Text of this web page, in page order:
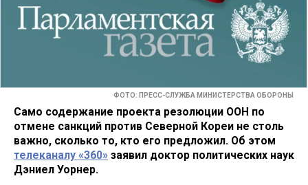
ФОТО: ПРЕСС-СЛУЖБА МИНИСТЕРСТВА ОБОРОНЫ
Само содержание проекта резолюции ООН по
отмене санкций против Северной Кореи не столь
важно, сколько то, кто его предложил. Об этом
телеканалу «360» заявил доктор политических наук
Дэниел Уорнер.